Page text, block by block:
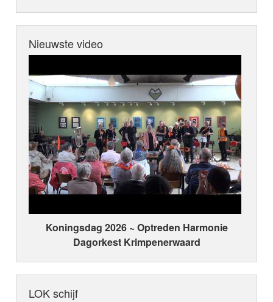
Nieuwste video
Koningsdag 2026 ~ Optreden Harmonie
Dagorkest Krimpenerwaard
LOK schijf